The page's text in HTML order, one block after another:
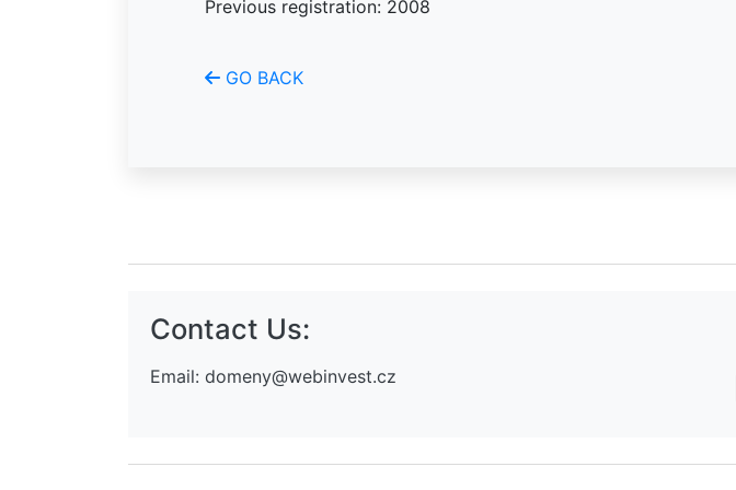
Previous registration: 2008
GO BACK
Contact Us:
Email: domeny@webinvest.cz